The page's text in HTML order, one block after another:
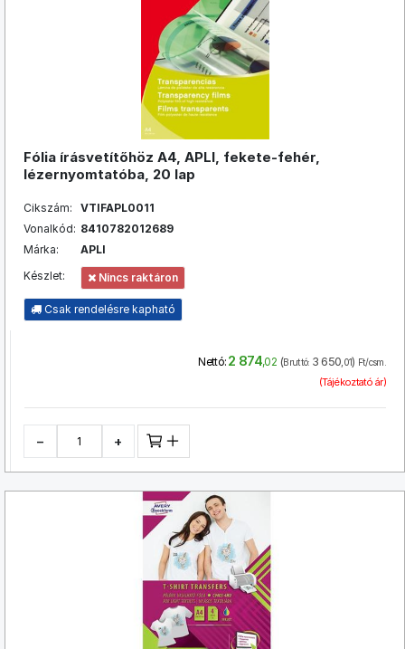
Fólia írásvetítőhöz A4, APLI, fekete-fehér,
lézernyomtatóba, 20 lap
Cikszám:
VTIFAPL0011
Vonalkód: 8410782012689
Márka:
APLI
Készlet:
Nincs raktáron
Csak rendelésre kapható
Nettó: 2 874,02 (Bruttó: 3 650,01) Ft/csm.
(Tájékoztató ár)
− +